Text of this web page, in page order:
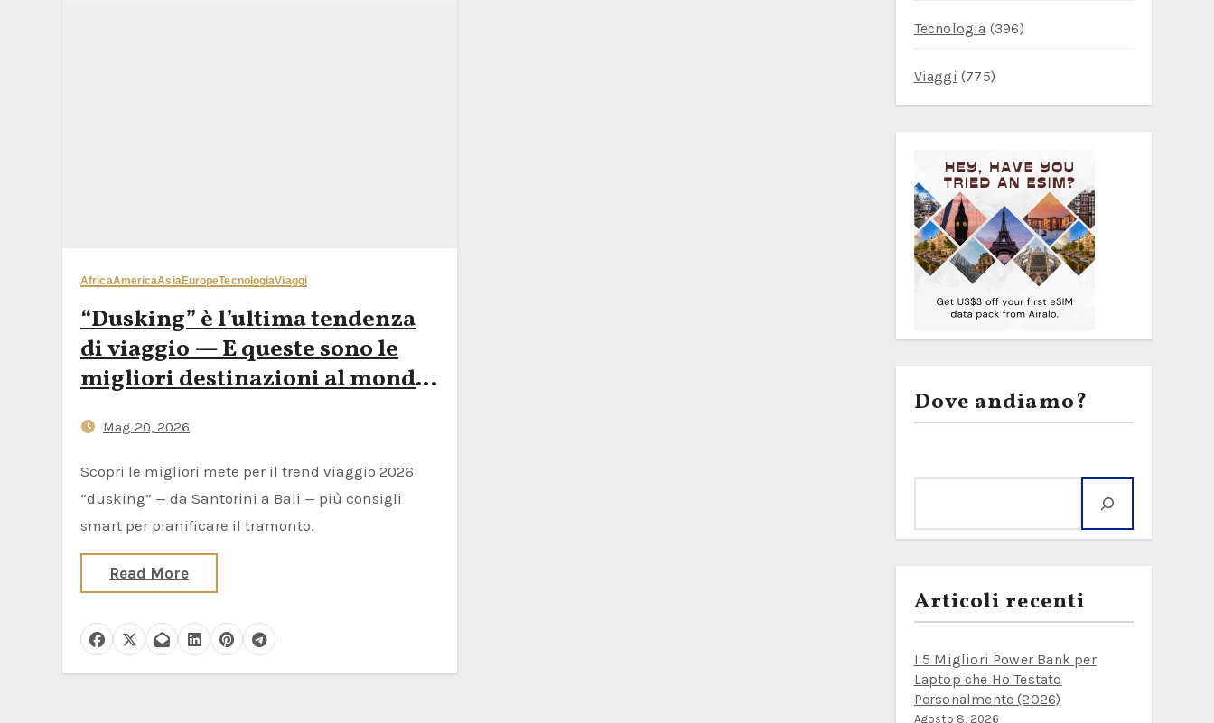
AfricaAmericaAsiaEuropeTecnologiaViaggi
“Dusking” è l’ultima tendenza
di viaggio — E queste sono le
migliori destinazioni al mondo
Mag 20, 2026
Scopri le migliori mete per il trend viaggio 2026
“dusking” — da Santorini a Bali — più consigli
smart per pianificare il tramonto.
Read More
Tecnologia (396)
Viaggi (775)
Dove andiamo?
Articoli recenti
I 5 Migliori Power Bank per
Laptop che Ho Testato
Personalmente (2026)
Agosto 8, 2026